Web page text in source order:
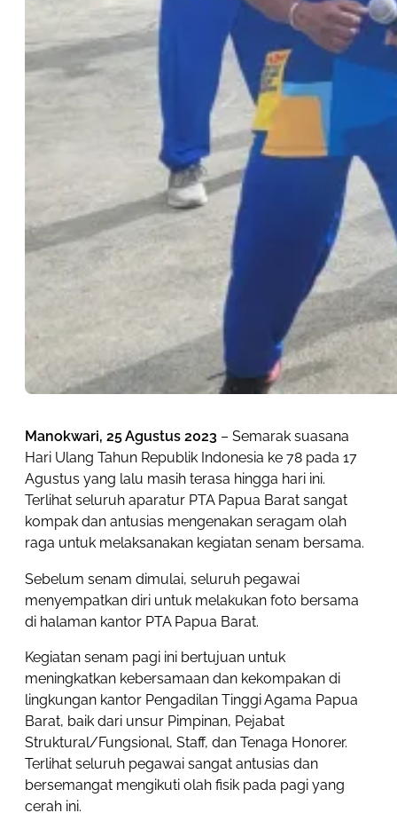
Manokwari, 25 Agustus 2023 – Semarak suasana
Hari Ulang Tahun Republik Indonesia ke 78 pada 17
Agustus yang lalu masih terasa hingga hari ini.
Terlihat seluruh aparatur PTA Papua Barat sangat
kompak dan antusias mengenakan seragam olah
raga untuk melaksanakan kegiatan senam bersama.
Sebelum senam dimulai, seluruh pegawai
menyempatkan diri untuk melakukan foto bersama
di halaman kantor PTA Papua Barat.
Kegiatan senam pagi ini bertujuan untuk
meningkatkan kebersamaan dan kekompakan di
lingkungan kantor Pengadilan Tinggi Agama Papua
Barat, baik dari unsur Pimpinan, Pejabat
Struktural/Fungsional, Staff, dan Tenaga Honorer.
Terlihat seluruh pegawai sangat antusias dan
bersemangat mengikuti olah fisik pada pagi yang
cerah ini.